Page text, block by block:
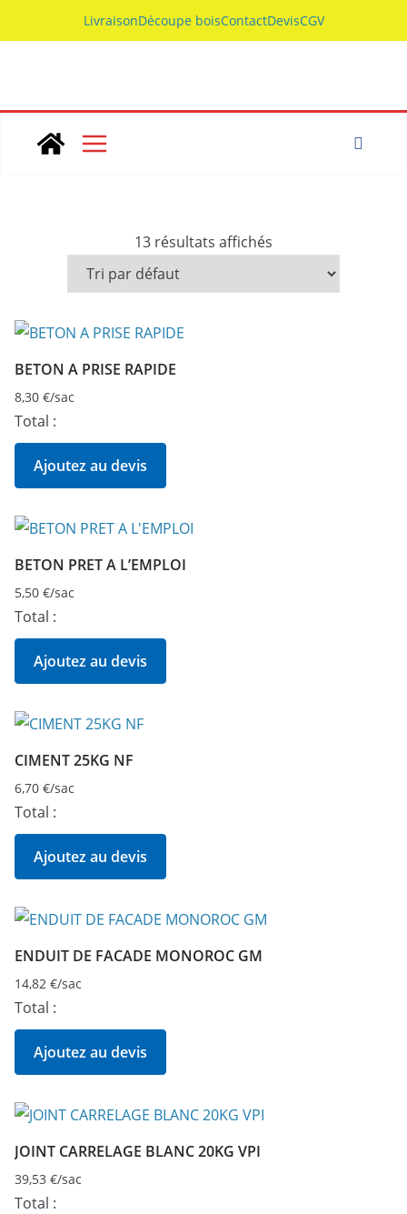
to
LivraisonDécoupe boisContactDevisCGV
13 résultats affichés
BETON A PRISE RAPIDE
8,30 €/sac
Total :
Ajoutez au devis
BETON PRET A L’EMPLOI
5,50 €/sac
Total :
Ajoutez au devis
CIMENT 25KG NF
6,70 €/sac
Total :
Ajoutez au devis
ENDUIT DE FACADE MONOROC GM
14,82 €/sac
Total :
Ajoutez au devis
JOINT CARRELAGE BLANC 20KG VPI
39,53 €/sac
Total :